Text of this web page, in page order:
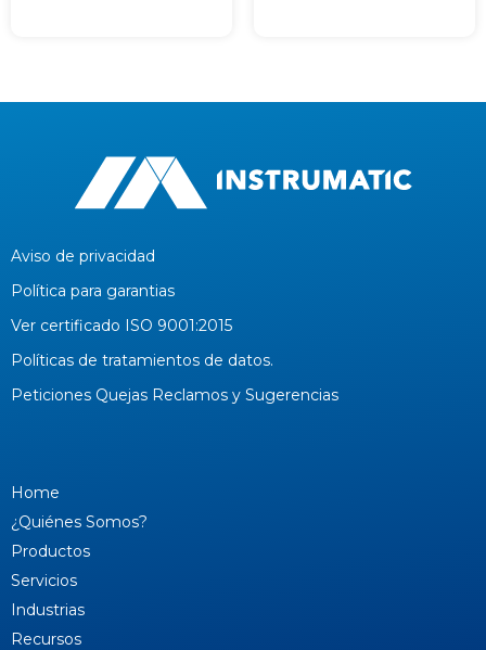
Aviso de privacidad
Política para garantias
Ver certificado ISO 9001:2015
Políticas de tratamientos de datos.
Peticiones Quejas Reclamos y Sugerencias
Home
¿Quiénes Somos?
Productos
Servicios
Industrias
Recursos